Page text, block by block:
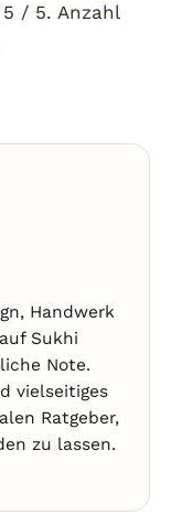
5 / 5. Anzahl
Handwerk
Sukhi
Note.
vielseitiges
Ratgeber,
zu lassen.